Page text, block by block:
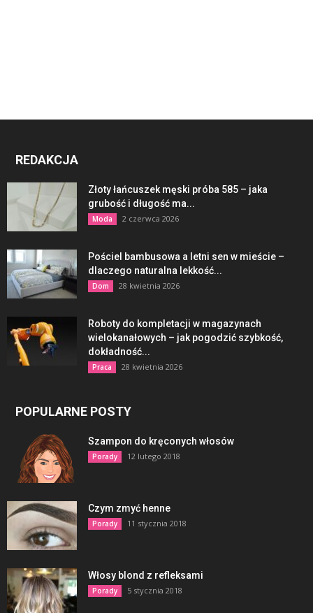
REDAKCJA
Złoty łańcuszek męski próba 585 – jaka
grubość i długość ma...
Moda 2 czerwca 2026
Pościel bambusowa a letni sen w mieście –
dlaczego naturalna lekkość...
Dom 28 kwietnia 2026
Roboty do kompletacji w magazynach
wielokanałowych – jak pogodzić szybkość,
dokładność...
Praca 28 kwietnia 2026
POPULARNE POSTY
Szampon do kręconych włosów
Porady 12 lutego 2018
Czym zmyć henne
Porady 11 stycznia 2018
Włosy blond z refleksami
Porady 5 stycznia 2018